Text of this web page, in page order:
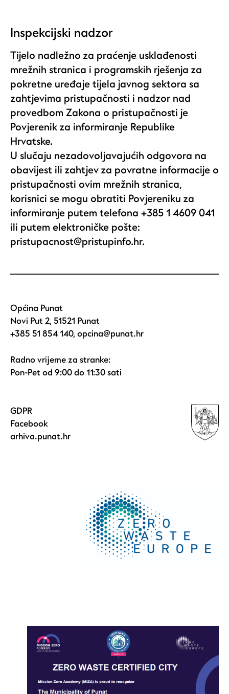
Inspekcijski nadzor
Tijelo nadležno za praćenje usklađenosti
mrežnih stranica i programskih rješenja za
pokretne uređaje tijela javnog sektora sa
zahtjevima pristupačnosti i nadzor nad
provedbom Zakona o pristupačnosti je
Povjerenik za informiranje Republike
Hrvatske.
U slučaju nezadovoljavajućih odgovora na
obavijest ili zahtjev za povratne informacije o
pristupačnosti ovim mrežnih stranica,
korisnici se mogu obratiti Povjereniku za
informiranje putem telefona +385 1 4609 041
ili putem elektroničke pošte:
pristupacnost@pristupinfo.hr.
Općina Punat
Novi Put 2, 51521 Punat
+385 51 854 140,opcina@punat.hr
Radno vrijeme za stranke:
Pon-Pet od 9:00 do 11:30 sati
GDPR
Facebook
arhiva.punat.hr